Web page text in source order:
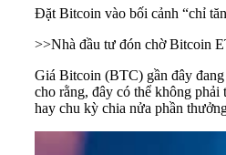
Đặt Bitcoin vào bối cảnh “chỉ
>>Nhà đầu tư đón chờ Bitcoin
Giá Bitcoin (BTC) gần đây
cho rằng, đây có thể không
hay chu kỳ chia nửa phần